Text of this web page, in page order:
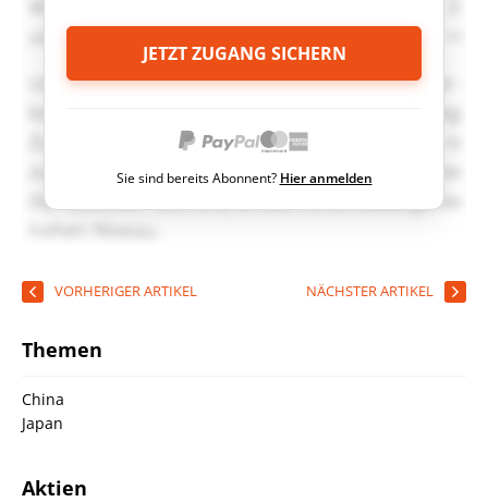
JETZT ZUGANG SICHERN
Sie sind bereits Abonnent? Hier anmelden
VORHERIGER ARTIKEL NÄCHSTER ARTIKEL
Themen
China
Japan
Aktien